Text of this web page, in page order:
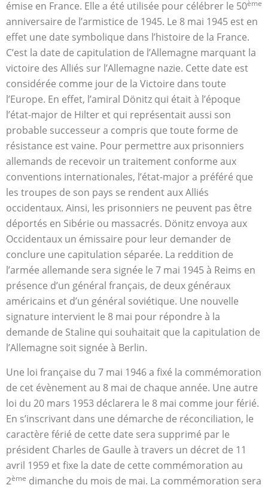
émise en France. Elle a été utilisée pour célébrer le 50ème
anniversaire de l’armistice de 1945. Le 8 mai 1945 est en
effet une date symbolique dans l’histoire de la France.
C’est la date de capitulation de l’Allemagne marquant la
victoire des Alliés sur l’Allemagne nazie. Cette date est
considérée comme jour de la Victoire dans toute
l’Europe. En effet, l’amiral Dönitz qui était à l’époque
l’état-major de Hilter et qui représentait aussi son
probable successeur a compris que toute forme de
résistance est vaine. Pour permettre aux prisonniers
allemands de recevoir un traitement conforme aux
conventions internationales, l’état-major a préféré que
les troupes de son pays se rendent aux Alliés
occidentaux. Ainsi, les prisonniers ne peuvent pas être
déportés en Sibérie ou massacrés. Dönitz envoya aux
Occidentaux un émissaire pour leur demander de
conclure une capitulation séparée. La reddition de
l’armée allemande sera signée le 7 mai 1945 à Reims en
présence d’un général français, de deux généraux
américains et d’un général soviétique. Une nouvelle
signature intervient le 8 mai pour répondre à la
demande de Staline qui souhaitait que la capitulation de
l’Allemagne soit signée à Berlin.
Une loi française du 7 mai 1946 a fixé la commémoration
de cet évènement au 8 mai de chaque année. Une autre
loi du 20 mars 1953 déclarera le 8 mai comme jour férié.
En s’inscrivant dans une démarche de réconciliation, le
caractère férié de cette date sera supprimé par le
président Charles de Gaulle à travers un décret de 11
avril 1959 et fixe la date de cette commémoration au
2ème dimanche du mois de mai. La commémoration sera